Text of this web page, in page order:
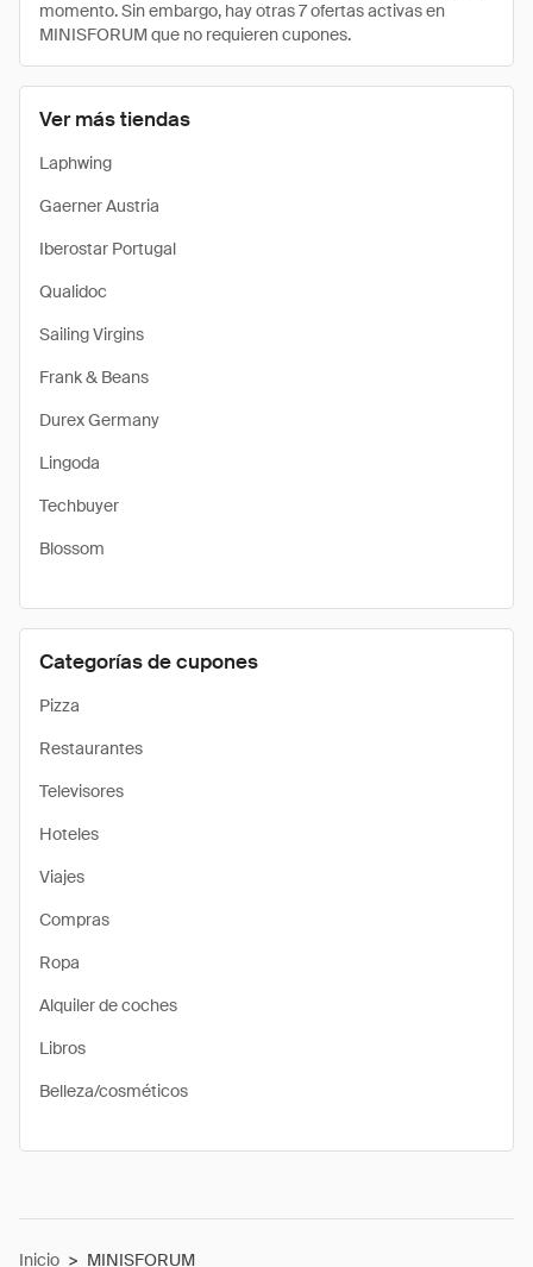
Ver más tiendas
Laphwing
Gaerner Austria
Iberostar Portugal
Qualidoc
Sailing Virgins
Frank & Beans
Durex Germany
Lingoda
Techbuyer
Blossom
Categorías de cupones
Pizza
Restaurantes
Televisores
Hoteles
Viajes
Compras
Ropa
Alquiler de coches
Libros
Belleza/cosméticos
momento. Sin embargo, hay otras 7 ofertas activas en
MINISFORUM que no requieren cupones.
Inicio > MINISFORUM